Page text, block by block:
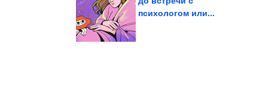
жизнь. Как влияет на
психологом или...